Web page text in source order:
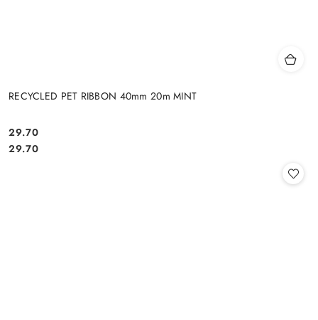
RECYCLED PET RIBBON 40mm 20m MINT
Cena:
29.70
Cena:
29.70